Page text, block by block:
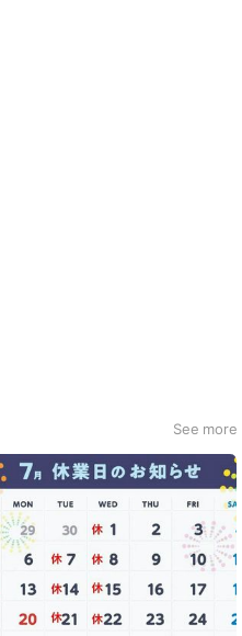
See more